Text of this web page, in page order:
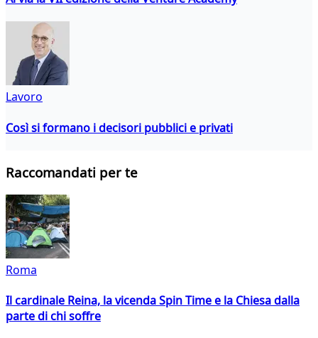
Lavoro
Così si formano i decisori pubblici e privati
Raccomandati per te
Roma
Il cardinale Reina, la vicenda Spin Time e la Chiesa dalla
parte di chi soffre